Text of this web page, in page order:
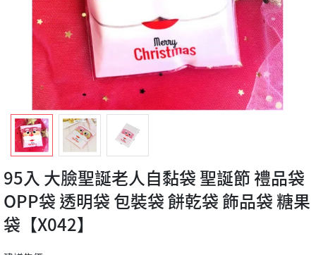
95入 大臉聖誕老人自黏袋 聖誕節 禮品袋
OPP袋 透明袋 包裝袋 餅乾袋 飾品袋 糖果
袋【X042】